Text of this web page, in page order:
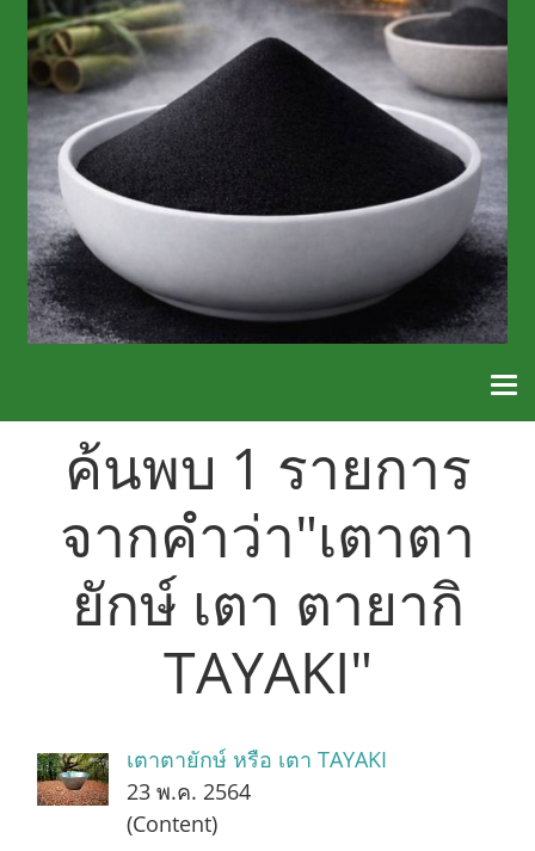
ค้นพบ 1 รายการ
จากคำว่า"เตาตา
ยักษ์ เตา ตายากิ
TAYAKI"
เตาตายักษ์ หรือ เตา TAYAKI
23 พ.ค. 2564
(Content)